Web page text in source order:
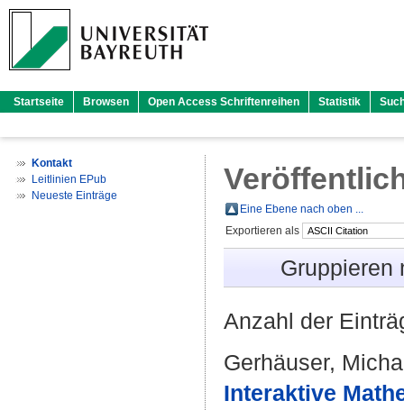
Startseite Browsen Open Access Schriftenreihen Statistik
Kontakt
Leitlinien EPub
Neueste Einträge
Eine Ebene nach oben ...
Exportieren als
Anzahl der
Gerhäuser,
Interaktive